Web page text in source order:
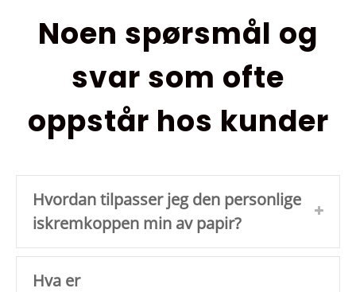
Noen spørsmål og
svar som ofte
oppstår hos kunder
Hvordan tilpasser jeg den personlige
iskremkoppen min av papir?
Hva er